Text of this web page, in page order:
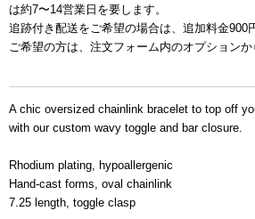
は約7〜14営業日を要します。
追跡付き配送をご希望の場合は、追加料金900
ご希望の方は、注文フォーム内のオプションか
A chic oversized chainlink bracelet to top off
with our custom wavy toggle and bar closure.
Rhodium plating, hypoallergenic
Hand-cast forms, oval chainlink
7.25 length, toggle clasp